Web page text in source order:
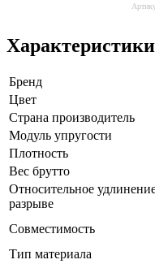
Характеристики
Бренд
Цвет
Страна производитель
Модуль упругости
Плотность
Вес брутто
Относительное
разрыве
Совместимость
Тип материала